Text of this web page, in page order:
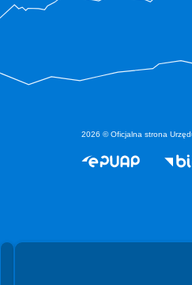
2026 © Oficjalna strona
Spełniamy standardy WCAG 2.2
Spełniamy standardy W3C